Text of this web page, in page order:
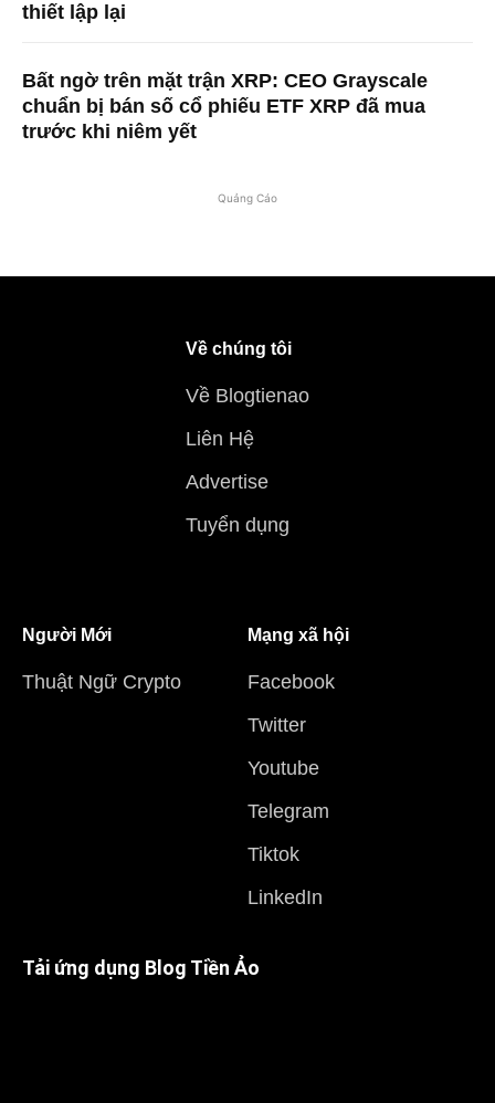
thiết lập lại
Bất ngờ trên mặt trận XRP: CEO Grayscale
chuẩn bị bán số cổ phiếu ETF XRP đã mua
trước khi niêm yết
Quảng Cáo
Về chúng tôi
Về Blogtienao
Liên Hệ
Advertise
Tuyển dụng
Người Mới
Thuật Ngữ Crypto
Mạng xã hội
Facebook
Twitter
Youtube
Telegram
Tiktok
LinkedIn
Tải ứng dụng Blog Tiền Ảo